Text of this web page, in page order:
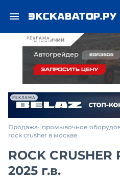
РЕКЛАМА
РЕКЛАМА
Продажа промывочное
rock crusher в москве
ROCK
2025 г.в.